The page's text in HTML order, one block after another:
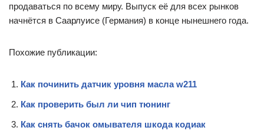
продаваться по всему миру. Выпуск её для всех рынков
начнётся в Саарлуисе (Германия) в конце нынешнего года.
Похожие публикации:
Как починить датчик уровня масла w211
Как проверить был ли чип тюнинг
Как снять бачок омывателя шкода кодиак